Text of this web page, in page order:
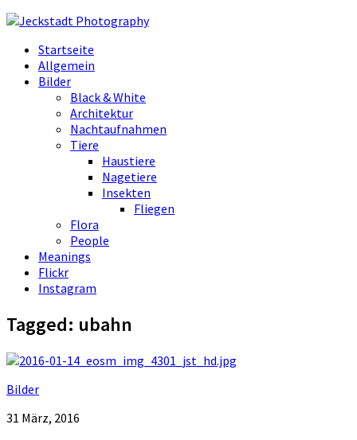
Startseite
Allgemein
Bilder
Black & White
Architektur
Nachtaufnahmen
Tiere
Haustiere
Nagetiere
Insekten
Fliegen
Flora
People
Meanings
Flickr
Instagram
Tagged: ubahn
Bilder
31 März, 2016